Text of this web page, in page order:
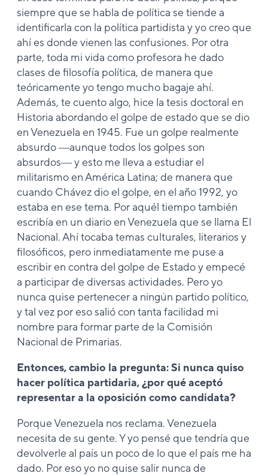
siempre que se habla de política se tiende a
identificarla con la política partidista y yo creo que
ahí es donde vienen las confusiones. Por otra
parte, toda mi vida como profesora he dado
clases de filosofía política, de manera que
teóricamente yo tengo mucho bagaje ahí.
Además, te cuento algo, hice la tesis doctoral en
Historia abordando el golpe de estado que se dio
en Venezuela en 1945. Fue un golpe realmente
absurdo ―aunque todos los golpes son
absurdos― y esto me lleva a estudiar el
militarismo en América Latina; de manera que
cuando Chávez dio el golpe, en el año 1992, yo
estaba en ese tema. Por aquél tiempo también
escribía en un diario en Venezuela que se llama El
Nacional. Ahí tocaba temas culturales, literarios y
filosóficos, pero inmediatamente me puse a
escribir en contra del golpe de Estado y empecé
a participar de diversas actividades. Pero yo
nunca quise pertenecer a ningún partido político,
y tal vez por eso salió con tanta facilidad mi
nombre para formar parte de la Comisión
Nacional de Primarias.
Entonces, cambio la pregunta: Si nunca quiso
hacer política partidaria, ¿por qué aceptó
representar a la oposición como candidata?
Porque Venezuela nos reclama. Venezuela
necesita de su gente. Y yo pensé que tendría que
devolverle al país un poco de lo que el país me ha
dado. Por eso yo no quise salir nunca de